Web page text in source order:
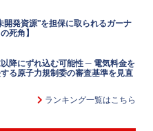
開発資源"を担保に取られるガーナ
死角】
降にずれ込む可能性 ─ 電気料金を
る原子力規制委の審査基準を見直
ランキング一覧はこちら